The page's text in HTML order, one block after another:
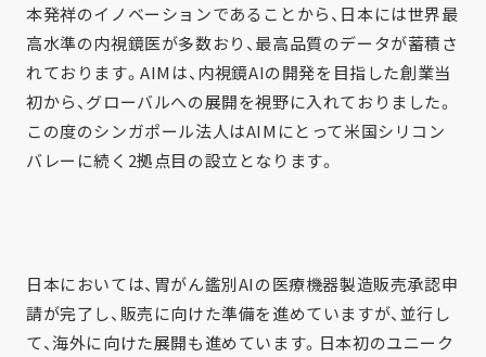
本発祥のイノベーションであることから、日本には世界最
高水準の内視鏡医が多数おり、最高品質のデータが蓄積さ
れております。AIMは、内視鏡AIの開発を目指した創業当
初から、グローバルへの展開を視野に入れておりました。
この度のシンガポール法人はAIMにとって米国シリコン
バレーに続く2拠点目の設立となります。
日本においては、胃がん鑑別AIの医療機器製造販売承認申
請が完了し、販売に向けた準備を進めていますが、並行し
て、海外に向けた展開も進めています。日本初のユニーク